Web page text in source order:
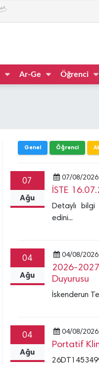
Ar-Ge Öğrenci
Genel Öğrenci
07
Ağu
07/08/2026
İSTE
Detaylı
edini...
04
Ağu
04/08/2026
2026-2027
Duyurusu
İskenderun
04
Ağu
04/08/2026
Portatif